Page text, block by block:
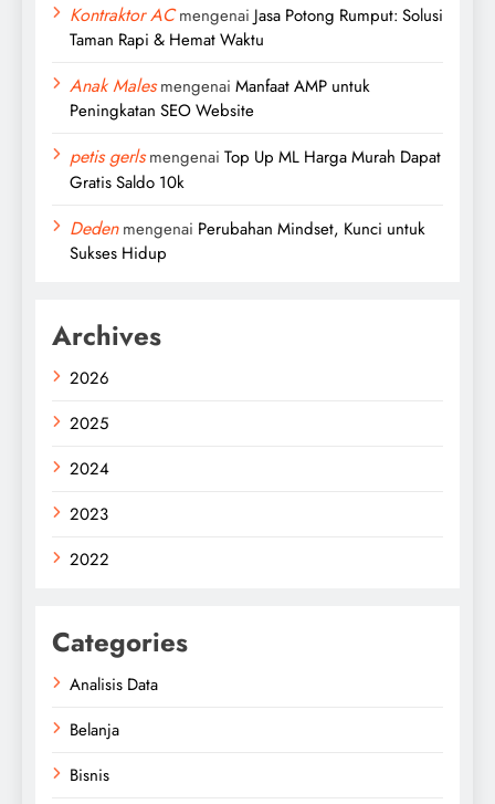
Kontraktor ACmengenai Jasa Potong Rumput: Solusi
Taman Rapi & Hemat Waktu
Anak Malesmengenai Manfaat AMP untuk
Peningkatan SEO Website
petis gerlsmengenai Top Up ML Harga Murah Dapat
Gratis Saldo 10k
Dedenmengenai Perubahan Mindset, Kunci untuk
Sukses Hidup
Archives
2026
2025
2024
2023
2022
Categories
Analisis Data
Belanja
Bisnis